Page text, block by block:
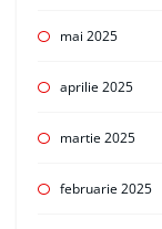
mai 2025
aprilie 2025
martie 2025
februarie 2025